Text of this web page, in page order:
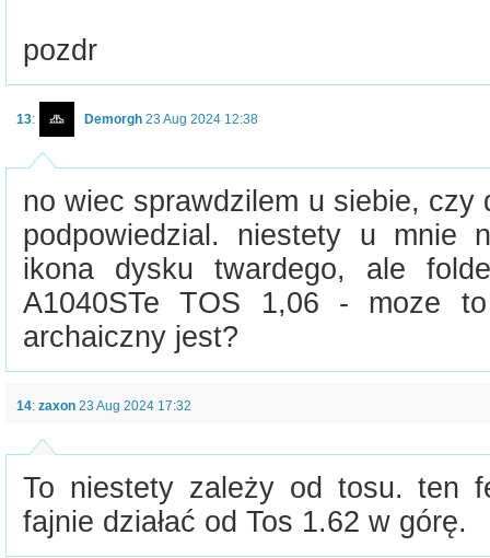
pozdr
13: Demorgh 23 Aug 2024 12:38
no wiec sprawdzilem u siebie, czy
podpowiedzial. niestety u mnie
ikona dysku twardego, ale
A1040STe TOS 1,06 - moze
archaiczny jest?
14: zaxon 23 Aug 2024 17:32
To niestety zależy od tosu. ten
fajnie działać od Tos 1.62 w górę.